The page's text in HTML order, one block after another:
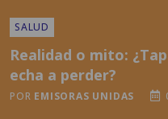
echa a perder?
POR EMISORAS UNIDAS